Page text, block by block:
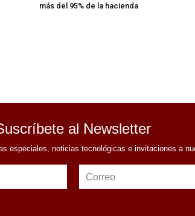
más del 95% de la hacienda
al Newsletter
especiales, noticias tecnológicas e invitaciones a
Correo